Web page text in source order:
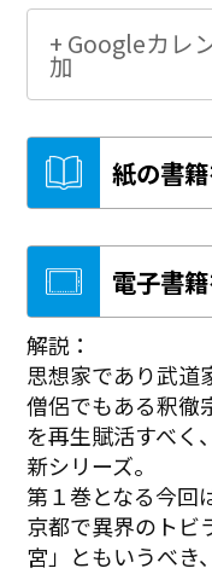
+ Googleカレ
加
紙の書
電子書
解説：
思想家であり武道
僧侶でもある釈徹
を再生賦活すべく
新シリーズ。
第１巻となる今回
京都で異界のトビ
宮」ともいうべき